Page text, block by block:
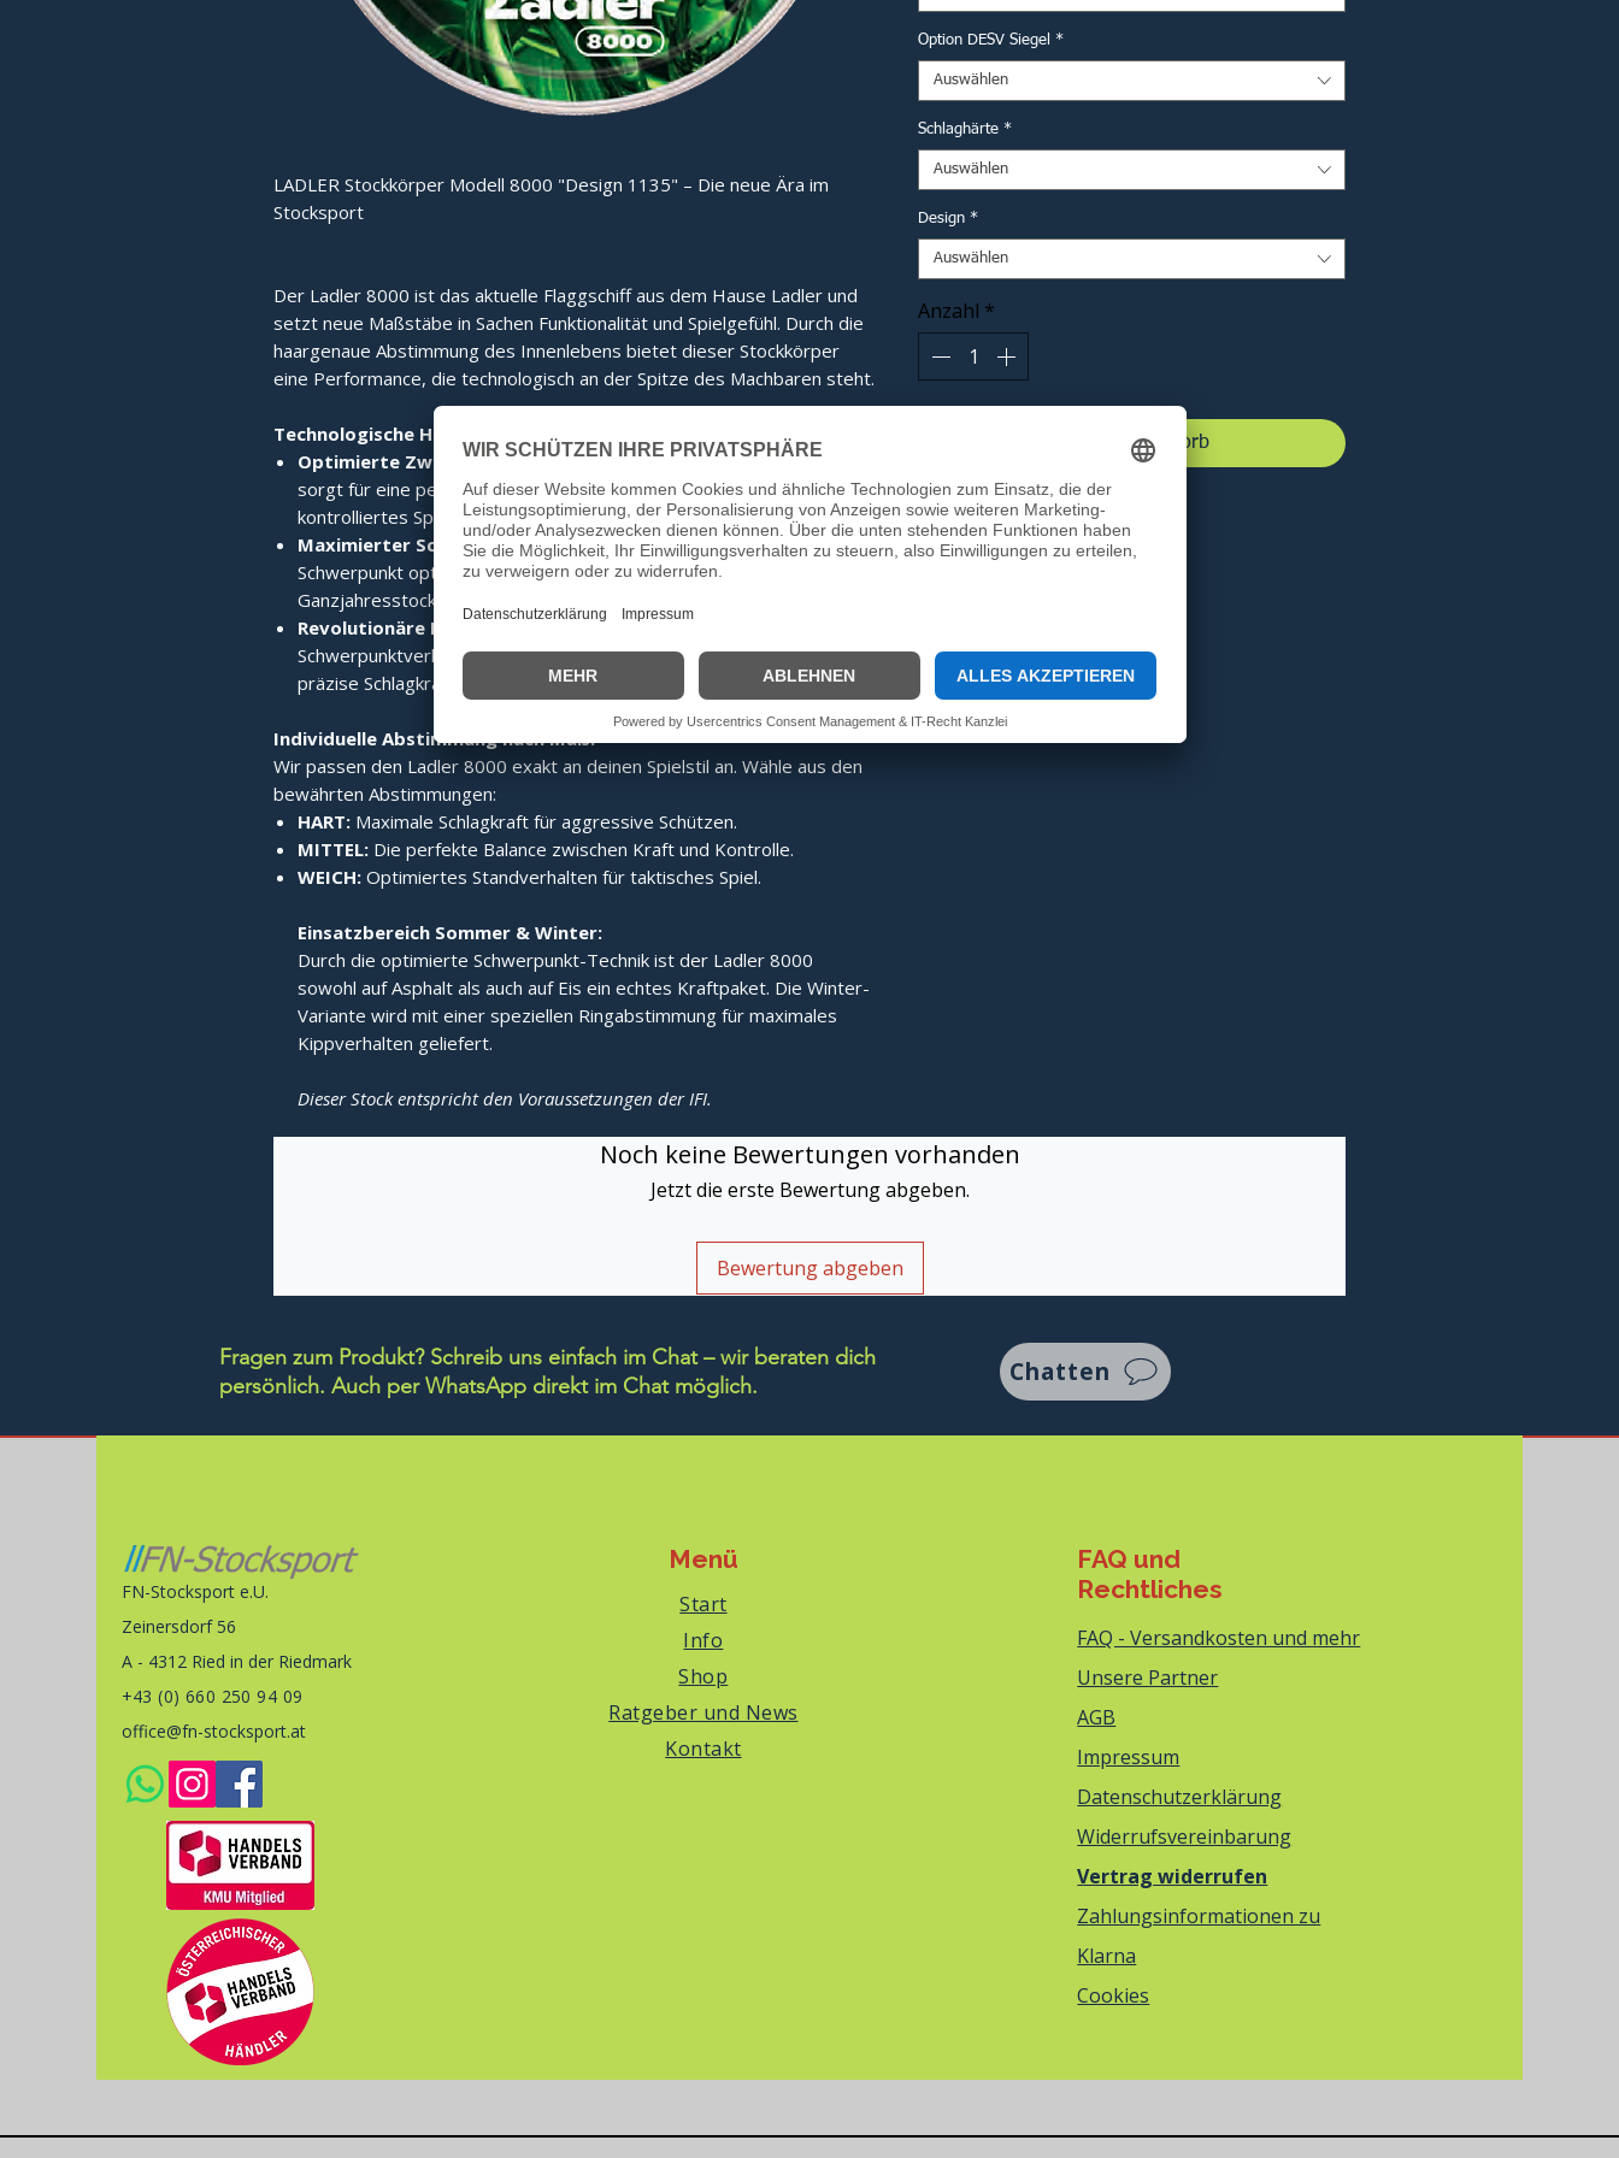
LADLER Stockkörper Modell 8000 "Design 1135" – Die neue Ära im
Stocksport
Der Ladler 8000 ist das aktuelle Flaggschiff aus dem Hause Ladler und
setzt neue Maßstäbe in Sachen Funktionalität und Spielgefühl. Durch die
haargenaue Abstimmung des Innenlebens bietet dieser Stockkörper
eine Performance, die technologisch an der Spitze des Machbaren steht.
Technologische Highlights:
Optimierte Zwischenplatte:Das eigens entwickelte Innenleben
sorgt für eine perfekte Kraftübertragung und ein gänzlich neues,
kontrolliertes Spielgefühl.
Maximierter Schwerpunkt:Dank des speziellen Aufbaus wird der
Schwerpunkt optimiert verlagert, was den Ladler 8000 zum idealen
Ganzjahresstock macht.
Revolutionäre Laufruhe:
Die Technik der Gesamt-
Schwerpunktverlagerung sorgt für ein stabiles Laufverhalten und
präzise Schlagkraft.
Individuelle Abstimmung nach Maß:
Wir passen den Ladler 8000 exakt an deinen Spielstil an. Wähle aus den
bewährten Abstimmungen:
HART: Maximale Schlagkraft für aggressive Schützen.
MITTEL: Die perfekte Balance zwischen Kraft und Kontrolle.
WEICH: Optimiertes Standverhalten für taktisches Spiel.
Einsatzbereich Sommer & Winter:
Durch die optimierte Schwerpunkt-Technik ist der Ladler 8000
sowohl auf Asphalt als auch auf Eis ein echtes Kraftpaket. Die Winter-
Variante wird mit einer speziellen Ringabstimmung für maximales
Kippverhalten geliefert.
Dieser Stock entspricht den Voraussetzungen der IFI.
Option DESV Siegel *
Auswählen
Schlaghärte *
Auswählen
Design *
Auswählen
Anzahl *
In den Warenkorb
Noch keine Bewertungen vorhanden
Jetzt die erste Bewertung abgeben.
Bewertung abgeben
Fragen zum Produkt? Schreib uns einfach im Chat – wir beraten dich
persönlich. Auch per WhatsApp direkt im Chat möglich. Chatten
FN-Stocksport e.U.
Zeinersdorf 56
A - 4312 Ried in der Riedmark
+43 (0) 660 250 94 09
office@fn-stocksport.at
Menü
Start
Info
Shop
Ratgeber und News
Kontakt
FAQ und
Rechtliches
FAQ - Versandkosten und mehr
Unsere Partner
AGB
Impressum
Datenschutzerklärung
Widerrufsvereinbarung
Vertrag widerrufen
Zahlungsinformationen zu
Klarna
Cookies